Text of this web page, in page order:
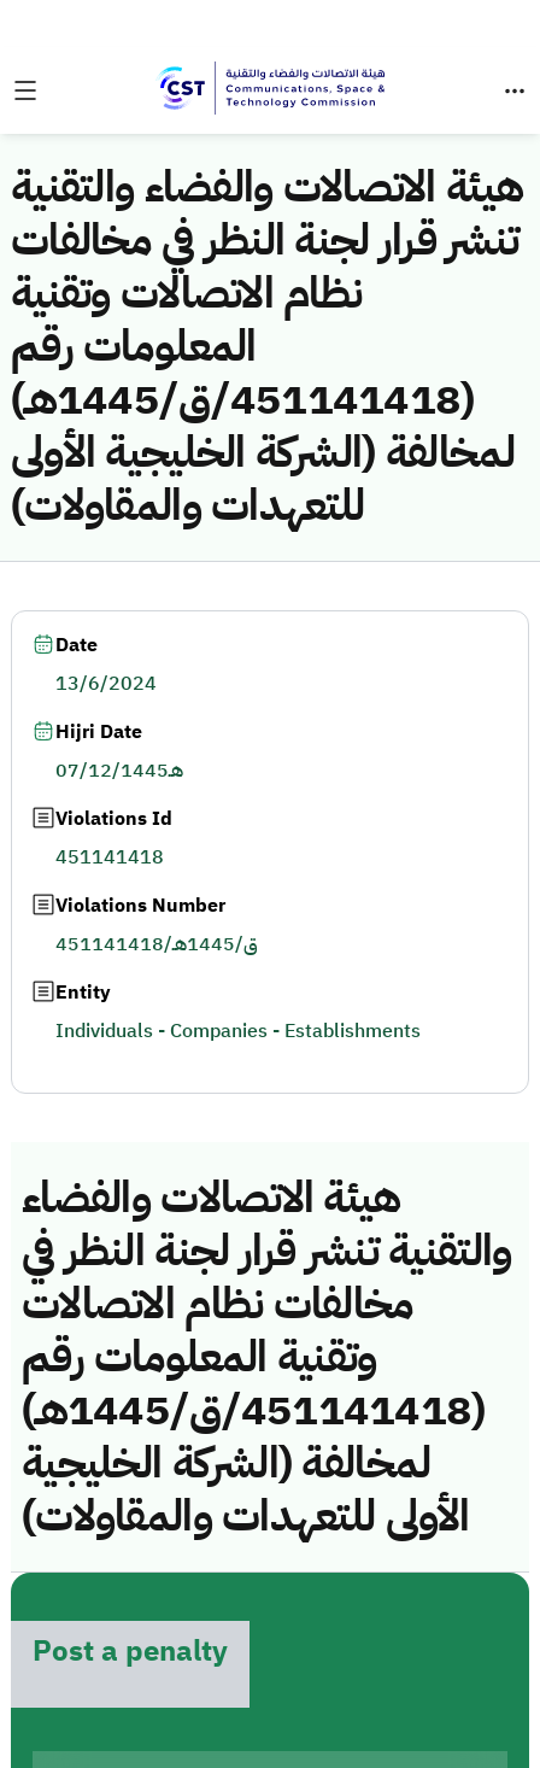
هيئة الاتصالات والفضاء والتقنية
تنشر قرار لجنة النظر في مخالفات
نظام الاتصالات وتقنية
المعلومات رقم
(451141418/ق/1445هـ)
لمخالفة (الشركة الخليجية الأولى
للتعهدات والمقاولات)
هيئة الاتصالات والفضاء
والتقنية تنشر قرار لجنة النظر في
مخالفات نظام الاتصالات
وتقنية المعلومات رقم
(451141418/ق/1445هـ)
لمخالفة (الشركة الخليجية
الأولى للتعهدات والمقاولات)
Post a penalty
Date
13/6/2024
Hijri Date
07/12/1445هـ
Violations Id
451141418
Violations Number
451141418/ق/1445هـ
Entity
Individuals - Companies - Establishments